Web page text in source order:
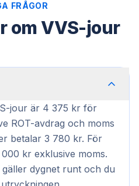
FRÅGOR
om VVS-jour
jour är 4 375 kr för
ROT-avdrag och moms
betalar 3 780 kr. För
kr exklusive moms.
dygnet runt och du